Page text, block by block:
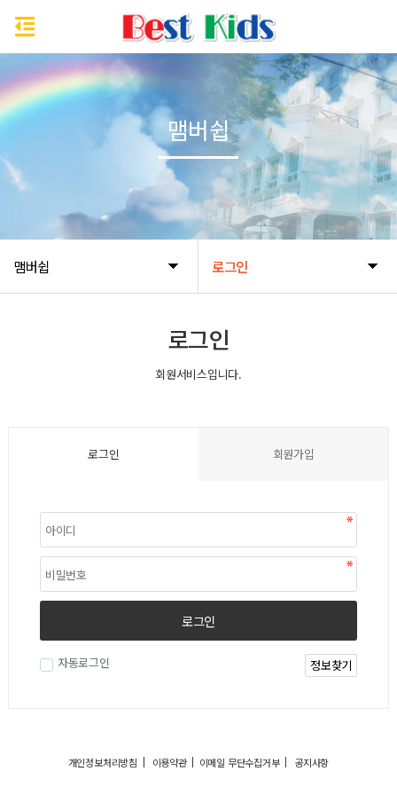
맴버쉽 로그인
맴버쉽
로그인
회원서비스입니다.
로그인 회원가입
로그인
자동로그인 정보찾기
개인정보처리방침 | 이용약관| 이메일 무단수집거부| 공지사항